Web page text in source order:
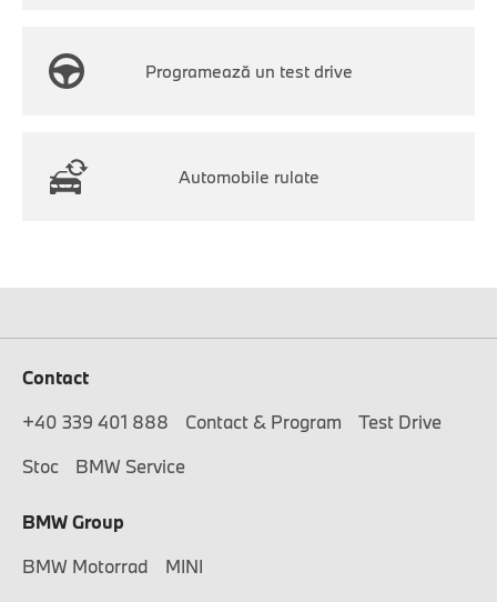
Programează un test drive
Automobile rulate
Contact
+40 339 401 888
Contact & Program
Test Drive
Stoc
BMW Service
BMW Group
BMW Motorrad
MINI